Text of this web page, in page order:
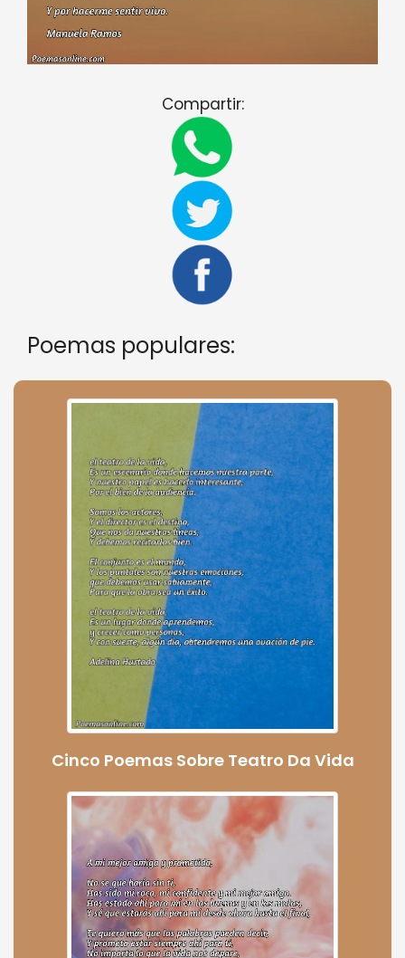
Compartir:
Poemas populares:
Cinco Poemas Sobre Teatro Da Vida